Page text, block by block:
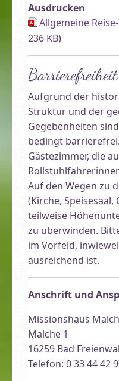
Willkommen!
Ausdrucken
Allgemeine
236 KB)
Barrierefreiheit
Aufgrund der
Struktur und der
Gegebenheiten
bedingt
Gästezimmer, die
Auf den Wegen zu
(Kirche,
teilweise
zu überwinden.
im Vorfeld,
ausreichend ist.
Anschrift und
Missionshaus
Malche 1
16259 Bad
Telefon: 0 33 44 42